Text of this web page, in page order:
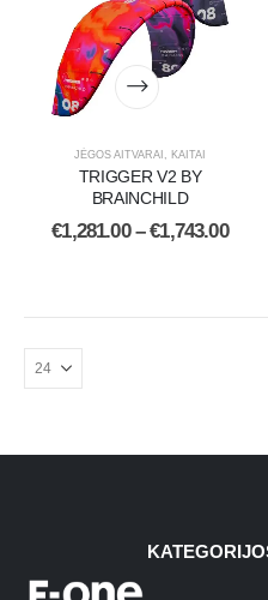
JĖGOS AITVARAI , KAITAI
TRIGGER V2 BY
BRAINCHILD
€1,281.00 – €1,743.00